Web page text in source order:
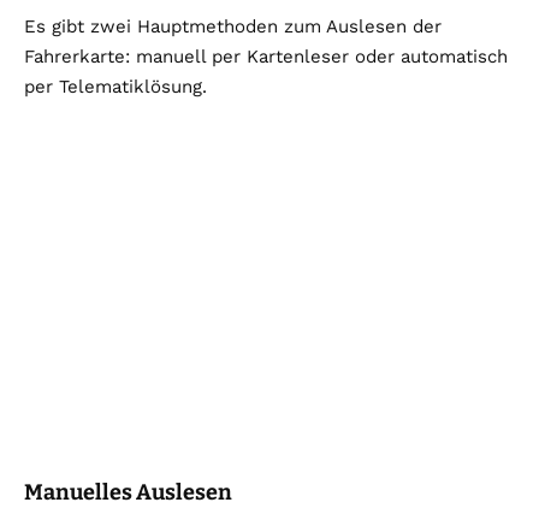
Es gibt zwei Hauptmethoden zum Auslesen der
Fahrerkarte: manuell per Kartenleser oder automatisch
per Telematiklösung.
Manuelles Auslesen